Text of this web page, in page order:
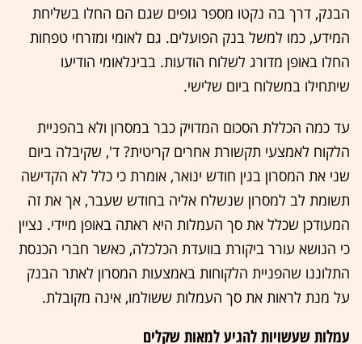
הבנק, דרך בה נקטו מספר גופים שגם הם החלו בשליחת
המידע, כמו למשל בנק הפועלים. גם לאומי ומזרחי טפחות
החלו באופן מדורג לשלוח הודעות. בבינלאומי הודיעו
שיתחילו במשלוח ביום שלישי.
עד כמה הכללת הסכום המדויק כבר במסרון ולא בהפניית
הלקוח לאמצעי תקשורת אחרים קריטית? ד', שקיבלה ביום
שני את המסרון בגין חודש ינואר, אומרת כי כלל לא הקדישה
תשומת לב למסרון שנשלח אליה בחודש שעבר, אך את זה
המעודכן שכלל את סך העמלות היא ראתה באופן מיידי. נציין
כי הנושא עורר ביקורת בוועדת הכלכלה, כאשר חברי הכנסת
התלוננו שהפניית הלקוחות באמצעות המסרון לאתר הבנק
על מנת לראות את סך העמלות ששולמו, אינה מקובלת.
עמלות שעשויות להגיע למאות שקלים